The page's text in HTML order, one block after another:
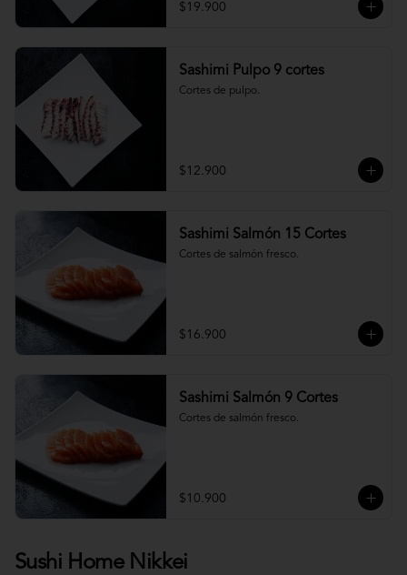
$19.900
Sashimi Pulpo 9 cortes
Cortes de pulpo.
$12.900
Sashimi Salmón 15 Cortes
Cortes de salmón fresco.
$16.900
Sashimi Salmón 9 Cortes
Cortes de salmón fresco.
$10.900
Sushi Home Nikkei